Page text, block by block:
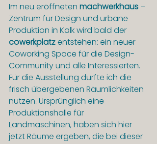
Im neu eröffneten machwerkhaus –
Zentrum für Design und urbane
Produktion in Kalk wird bald der
cowerkplatz entstehen: ein neuer
Coworking Space für die Design-
Community und alle Interessierten.
Für die Ausstellung durfte ich die
frisch übergebenen Räumlichkeiten
nutzen. Ursprünglich eine
Produktionshalle für
Landmaschinen, haben sich hier
jetzt Räume ergeben, die bei dieser